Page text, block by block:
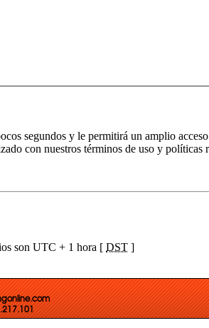
segundos y le permitirá un amplio
con nuestros términos de uso y
son UTC + 1 hora [ DST ]